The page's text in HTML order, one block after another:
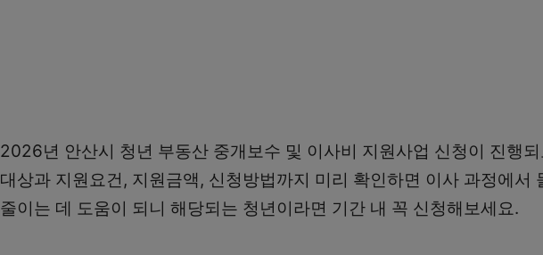
2026년 안산시 청년 부동산 중개보수 및 이사비 지원사업 신청이 진행
대상과 지원요건, 지원금액, 신청방법까지 미리 확인하면 이사 과정에서
줄이는 데 도움이 되니 해당되는 청년이라면 기간 내 꼭 신청해보세요.